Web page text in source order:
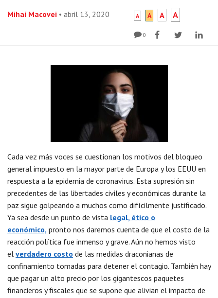
Mihai Macovei • abril 13, 2020 A A A A
0
Cada vez más voces se cuestionan los motivos del bloqueo
general impuesto en la mayor parte de Europa y los EEUU en
respuesta a la epidemia de coronavirus. Esta supresión sin
precedentes de las libertades civiles y económicas durante la
paz sigue golpeando a muchos como difícilmente justificado.
Ya sea desde un punto de vista legal, ético o
económico, pronto nos daremos cuenta de que el costo de la
reacción política fue inmenso y grave. Aún no hemos visto
el verdadero costo de las medidas draconianas de
confinamiento tomadas para detener el contagio. También hay
que pagar un alto precio por los gigantescos paquetes
financieros y fiscales que se supone que alivian el impacto de